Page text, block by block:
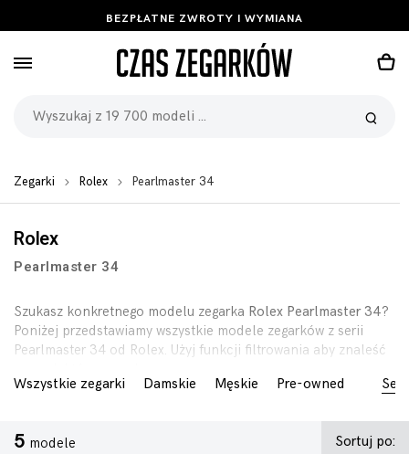
BEZPŁATNE ZWROTY I WYMIANA
Zegarki Rolex Pearlmaster 34
Rolex
Pearlmaster 34
Szukasz konkretnego modelu zegarka Rolex Pearlmaster 34?
Poniżej przedstawiamy wszystkie modele zegarków z serii
Pearlmaster 34 od Rolex. Użyj funkcji filtrowania aby znaleść
Wszystkie zegarki
Damskie Męskie Pre-owned
5 modele Sortuj po: